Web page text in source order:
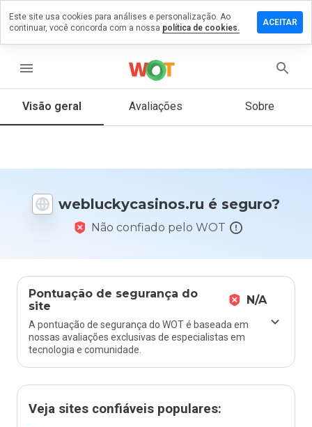
menu
Visão geral Avaliações Sobre
webluckycasinos.ru é seguro?
Não confiado pelo WOT
Pontuação de segurança do
site
N/A
A pontuação de segurança do WOT é baseada em
nossas avaliações exclusivas de especialistas em
tecnologia e comunidade.
Veja sites confiáveis populares:
em
De 1
nota
daria
este
Este site usa cookies para análises e personalização. Ao
continuar, você concorda com a nossa política de cookies.
ACEITAR